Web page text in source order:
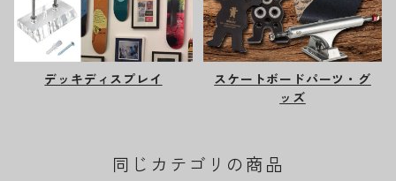
デッキディスプレイ
スケートボードパーツ・グ
ッズ
同じカテゴリの商品